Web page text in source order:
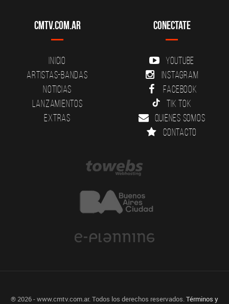
CMTV.com.ar
Inicio
Artistas-Bandas
Noticias
Lanzamientos
Extras
Conectate
YouTube
Instagram
Facebook
Tik Tok
Quienes somos
Contacto
® 2026 - www.cmtv.com.ar. Todos los derechos reservados.Términos y